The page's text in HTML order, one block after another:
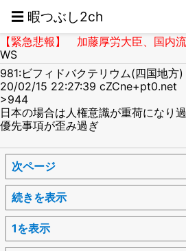
☰ 暇つぶし2ch
【緊急悲報】 加藤厚労大臣、国内
WS
981:ビフィドバクテリウム(四国地方)
20/02/15 22:27:39 cZCne+pt0.net
>944
日本の場合は人権意識が重荷になり
優先事項が歪み過ぎ
次ページ
続きを表示
1を表示